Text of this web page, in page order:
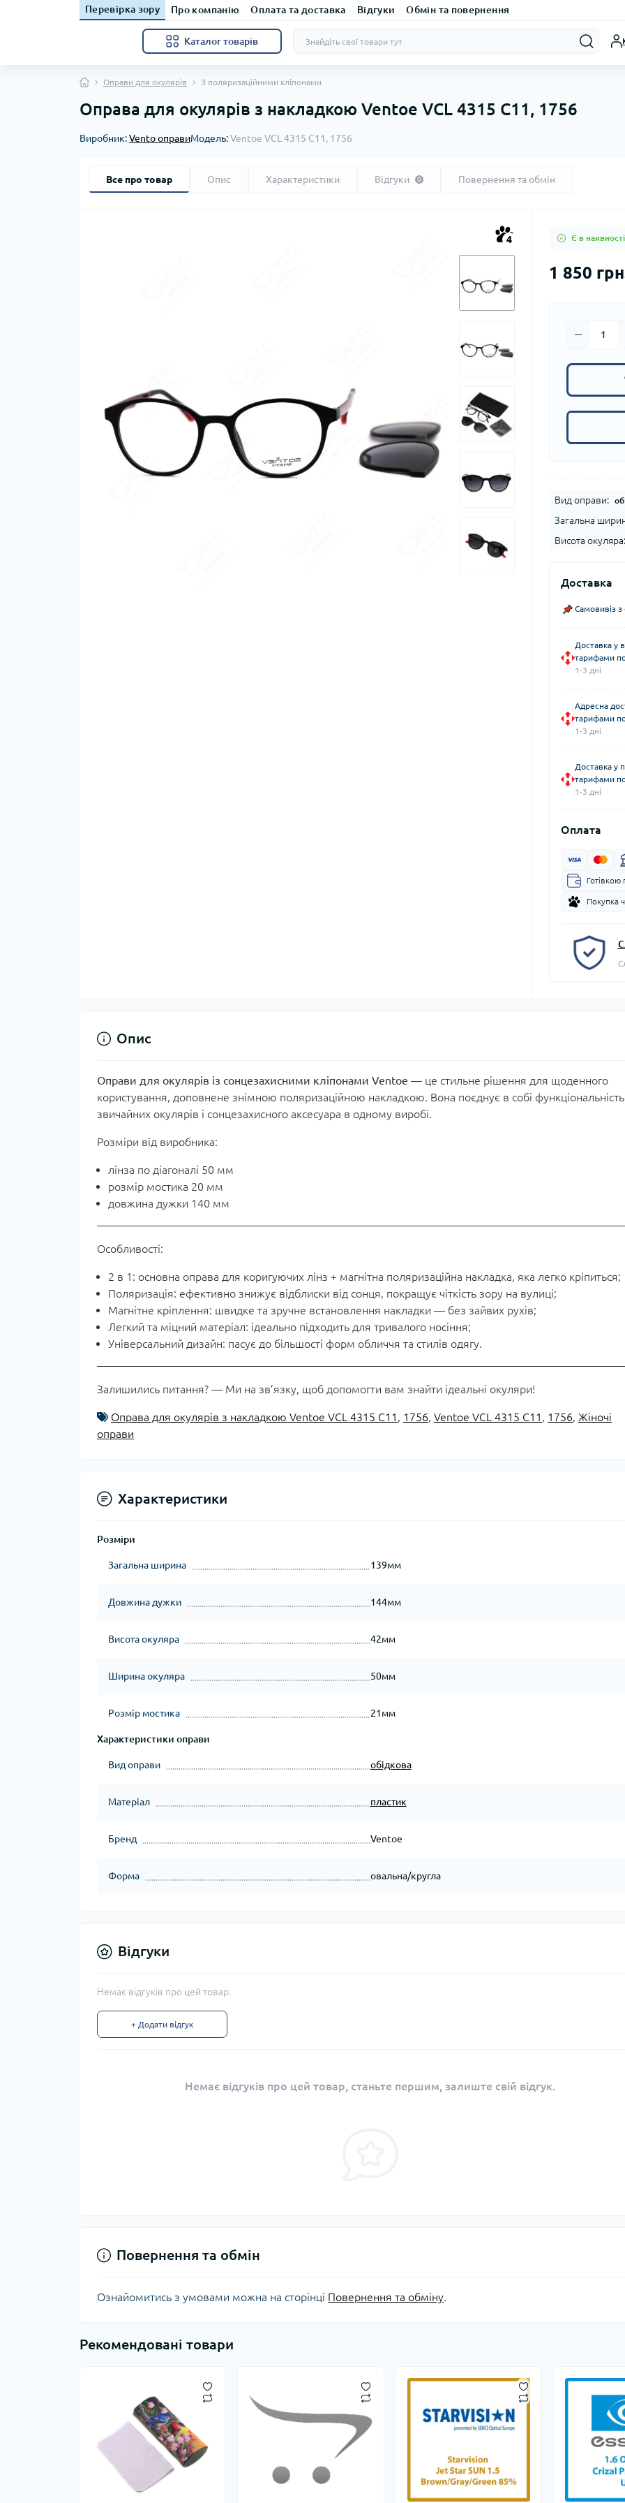
Перевірка зору Про компанію Оплата та доставка Відгуки Обмін та повернення
Каталог товарів
Оправи для окулярів З поляризаційними кліпонами
Оправа для окулярів з накладкою Ventoe VCL 4315 C11, 1756
Виробник:Vento оправиМодель:Ventoe VCL 4315 C11, 1756
Все про товар Опис Характеристики Відгуки 0 Повернення та обмін
4 Є в наявності
1 850
Вид оправи:
Загальна
Висота окуляра:
Доставка
Самовивіз
Доставка у
тарифами
1-3 дні
Адресна
тарифами
1-3 дні
Доставка у
тарифами
1-3 дні
Оплата
Готівкою
Покупка
Опис
Оправи для окулярів із сонцезахисними кліпонами Ventoe — це стильне рішення для щоденного
користування, доповнене знімною поляризаційною накладкою. Вона поєднує в собі функціональність
звичайних окулярів і сонцезахисного аксесуара в одному виробі.
Розміри від виробника:
лінза по діагоналі 50 мм
розмір мостика 20 мм
довжина дужки 140 мм
Особливості:
2 в 1: основна оправа для коригуючих лінз + магнітна поляризаційна накладка, яка легко кріпиться;
Поляризація: ефективно знижує відблиски від сонця, покращує чіткість зору на вулиці;
Магнітне кріплення: швидке та зручне встановлення накладки — без зайвих рухів;
Легкий та міцний матеріал: ідеально підходить для тривалого носіння;
Універсальний дизайн: пасує до більшості форм обличчя та стилів одягу.
Залишились питання? — Ми на зв’язку, щоб допомогти вам знайти ідеальні окуляри!
Оправа для окулярів з накладкою Ventoe VCL 4315 C11 , 1756, Ventoe VCL 4315 C11 , 1756, Жіночі
оправи
Характеристики
Розміри
Загальна ширина 139мм
Довжина дужки 144мм
Висота окуляра 42мм
Ширина окуляра 50мм
Розмір мостика 21мм
Характеристики оправи
Вид оправи обідкова
Матеріал пластик
Бренд Ventoe
Форма овальна/кругла
Відгуки
Немає відгуків про цей товар.
+ Додати відгук
Немає відгуків про цей товар, станьте першим, залиште свій відгук.
Повернення та обмін
Ознайомитись з умовами можна на сторінці Повернення та обміну.
Рекомендовані товари